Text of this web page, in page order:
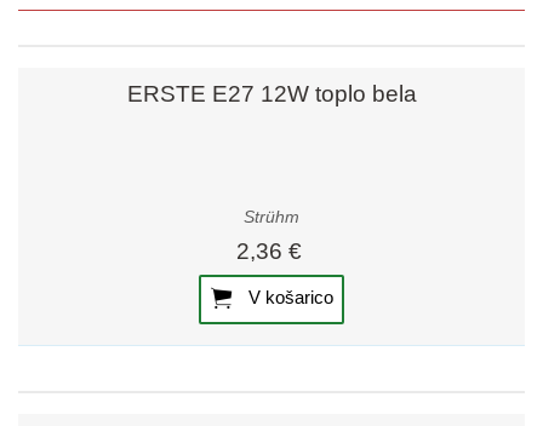
ERSTE E27 12W toplo bela
Strühm
2,36 €
V košarico